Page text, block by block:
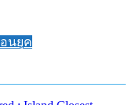
นยุค